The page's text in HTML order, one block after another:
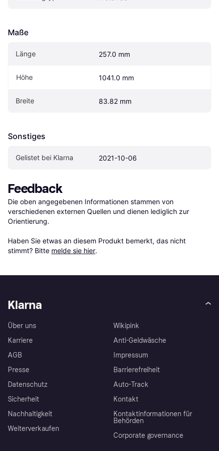
Maße
Länge 257.0 mm
Höhe 1041.0 mm
Breite 83.82 mm
Sonstiges
Gelistet bei Klarna 2021-10-06
Feedback
Die oben angegebenen Informationen stammen von
verschiedenen externen Quellen und dienen lediglich zur
Orientierung.
Haben Sie etwas an diesem Produkt bemerkt, das nicht
stimmt? Bitte melde sie hier.
Klarna
Über uns
Karriere
AGB
Presse
Datenschutz
Sicherheit
Nachhaltigkeit
Weiterverkaufen
Wikipink
Anti-Geldwäsche
Impressum
Barrierefreiheit
Auto-Track
Kontakt
Kontaktinformationen für
Behörden
Corporate governance